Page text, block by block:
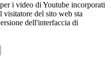
i video di Youtube incorporati
visitatore del sito web sta
dell'interfaccia di